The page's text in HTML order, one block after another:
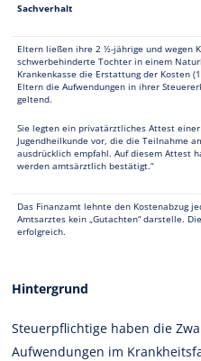
Sachverhalt
Eltern ließen ihre 2 ½-jährige und wegen
schwerbehinderte Tochter in einem
Krankenkasse die Erstattung der Kosten
Eltern die Aufwendungen in ihrer
geltend.
Sie legten ein privatärztliches Attest
Jugendheilkunde vor, die die Teilnahme
ausdrücklich empfahl. Auf diesem Attest
werden amtsärztlich bestätigt.“
Das Finanzamt lehnte den Kostenabzug
Amtsarztes kein „Gutachten“ darstelle.
erfolgreich.
Hintergrund
Steuerpflichtige haben die
Aufwendungen im